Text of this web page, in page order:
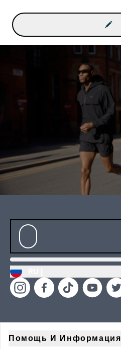
Помощь И Информация